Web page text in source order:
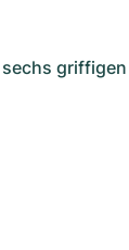
griffigen